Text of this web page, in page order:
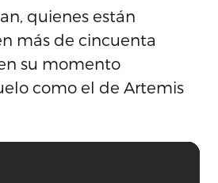
quienes están
más de cincuenta
su momento
como el de Artemis